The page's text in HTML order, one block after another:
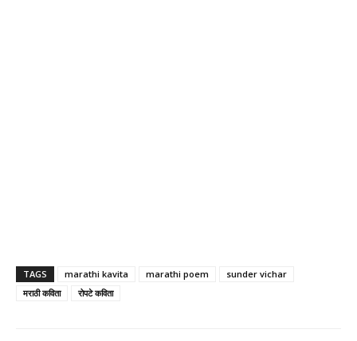
TAGS marathi kavita marathi poem
sunder vichar
मराठी कविता
रोपटे कविता